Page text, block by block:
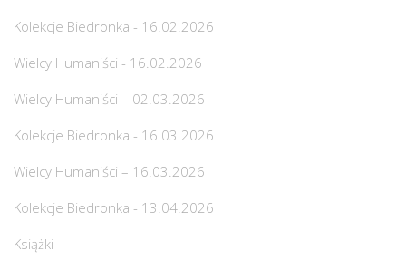
Kolekcje Biedronka - 16.02.2026
Wielcy Humaniści - 16.02.2026
Wielcy Humaniści – 02.03.2026
Kolekcje Biedronka - 16.03.2026
Wielcy Humaniści – 16.03.2026
Kolekcje Biedronka - 13.04.2026
Książki